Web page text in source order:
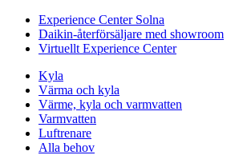
Experience Center Solna
Daikin-återförsäljare med showroom
Virtuellt Experience Center
Kyla
Värma och kyla
Värme, kyla och varmvatten
Varmvatten
Luftrenare
Alla behov